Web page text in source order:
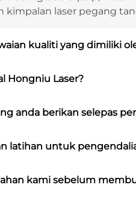
kimpalan laser pegang
kualiti yang dimiliki
Hongniu Laser?
anda berikan selepas
latihan untuk
kami sebelum